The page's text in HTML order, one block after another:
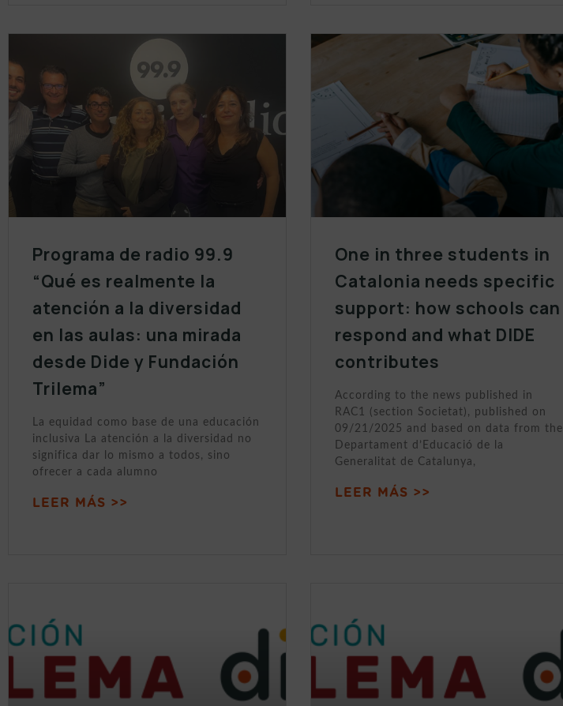
Programa de radio 99.9
“Qué es realmente la
atención a la diversidad
en las aulas: una mirada
desde Dide y Fundación
Trilema”
La equidad como base de una educación
inclusiva La atención a la diversidad no
significa dar lo mismo a todos, sino
ofrecer a cada alumno
LEER MÁS >>
One in three students in
Catalonia needs specific
support: how schools can
respond and what DIDE
contributes
According to the news published in
RAC1 (section Societat), published on
09/21/2025 and based on data from the
Departament d’Educació de la
Generalitat de Catalunya,
LEER MÁS >>